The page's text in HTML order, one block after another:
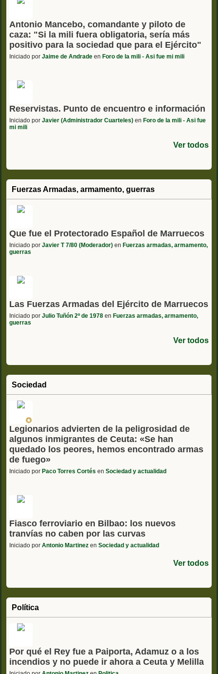
Antonio Mancebo, comandante y piloto de
caza: "Si la mili fuera obligatoria, sería más
positivo para la sociedad que para el Ejército"
Iniciado por Jaime de Andrade en Foro de la mili - Asi fue mi mili
Reservistas. Punto de encuentro e información
Iniciado por Javier (Administrador Cuarteles) en Foro de la mili - Asi fue
mi mili
Ver todos
Fuerzas Armadas, armamento, guerras
Que fue el Protectorado Español de Marruecos
Iniciado por Javier T 7/80 (Moderador) en Fuerzas armadas, armamento,
guerras
Las Fuerzas Armadas del Ejército de Marruecos
Iniciado por Julio Tuñón 2º de 1978 en Fuerzas armadas, armamento,
guerras
Ver todos
Sociedad
Legionarios advierten de la peligrosidad de
algunos inmigrantes de Ceuta: «Se han
quedado los peores, hemos encontrado armas
de fuego»
Iniciado por Paco Torres Cortés en Sociedad y actualidad
Fiasco ferroviario en Bilbao: los nuevos
tranvías no caben por las curvas
Iniciado por Antonio Martinez en Sociedad y actualidad
Ver todos
Política
Por qué el Rey fue a Paiporta, Adamuz o a los
incendios y no puede ir ahora a Ceuta y Melilla